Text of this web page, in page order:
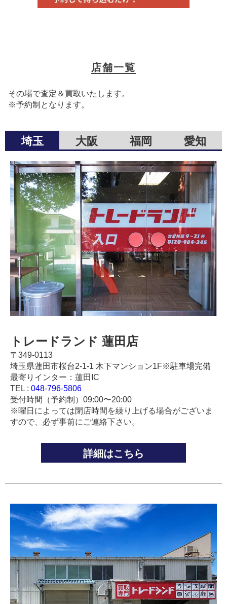
店舗一覧
その場で査定＆買取いたします。
※予約制となります。
埼玉 大阪 福岡 愛知
トレードランド 蓮田店
〒349-0113
埼玉県蓮田市桜台2-1-1 木下マンション1F※駐車場完備
最寄りインター：蓮田IC
TEL : 048-796-5806
受付時間（予約制）09:00〜20:00
※曜日によっては閉店時間を繰り上げる場合がございま
すので、必ず事前にご連絡下さい。
詳細はこちら